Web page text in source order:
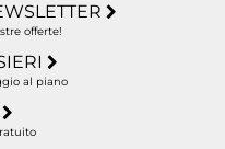
offerte!
al piano